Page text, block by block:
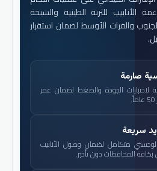
الأنابيب للتربة الطينية والسبخة
والفرات الأوسط لضمان استقرار
صارمة
لاختبارات الجودة والضغط لضمان عمر
سريعة
متكامل لضمان وصول الأنابيب
المحافظات دون تأخير.